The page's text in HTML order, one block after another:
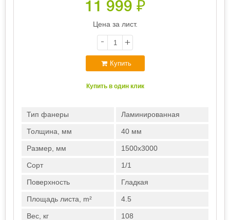
11 999 ₽
Цена за лист.
- +
Купить
Купить в один клик
Тип фанеры Ламинированная
Толщина, мм 40 мм
Размер, мм 1500х3000
Сорт 1/1
Поверхность Гладкая
Площадь листа, m² 4.5
Вес, кг 108